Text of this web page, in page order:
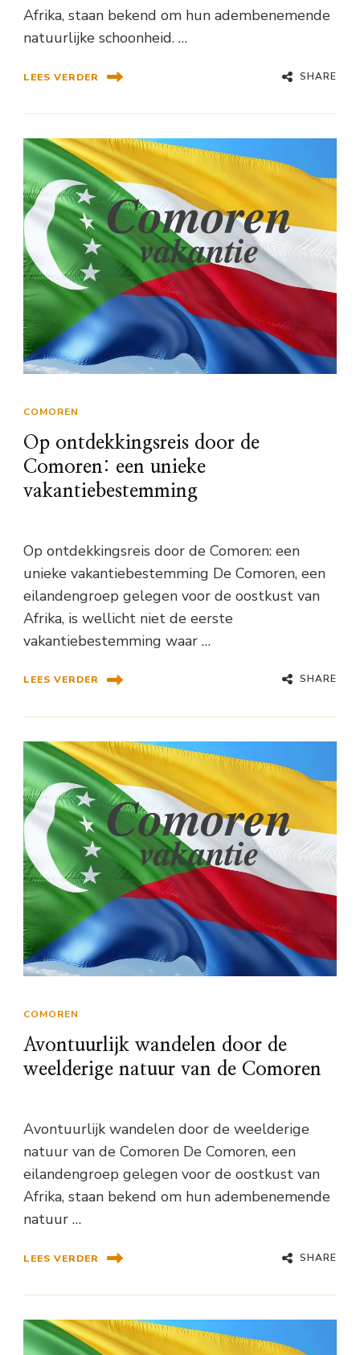
Afrika, staan bekend om hun adembenemende
natuurlijke schoonheid. …
LEES VERDER SHARE
COMOREN
Op ontdekkingsreis door de
Comoren: een unieke
vakantiebestemming
Op ontdekkingsreis door de Comoren: een
unieke vakantiebestemming De Comoren, een
eilandengroep gelegen voor de oostkust van
Afrika, is wellicht niet de eerste
vakantiebestemming waar …
LEES VERDER SHARE
COMOREN
Avontuurlijk wandelen door de
weelderige natuur van de Comoren
Avontuurlijk wandelen door de weelderige
natuur van de Comoren De Comoren, een
eilandengroep gelegen voor de oostkust van
Afrika, staan bekend om hun adembenemende
natuur …
LEES VERDER SHARE